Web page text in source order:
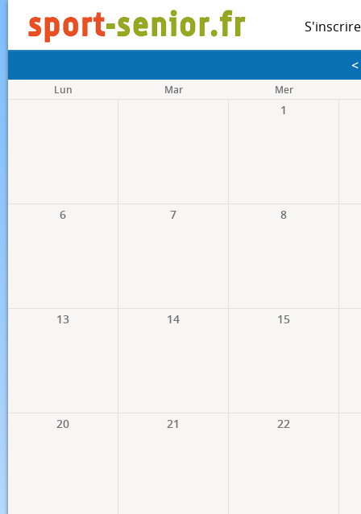
S'inscrire
<
Lun Mar Mer
1
6 7 8
13 14 15
20 21 22